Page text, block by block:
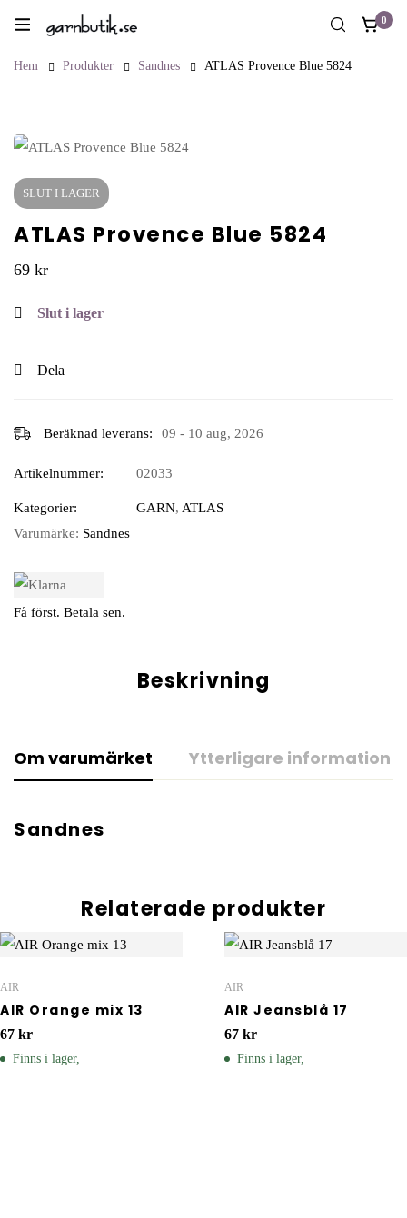
0
Hem Produkter Sandnes ATLAS Provence Blue 5824
SLUT I LAGER
ATLAS Provence Blue 5824
69 kr
Slut i lager
Dela
Beräknad leverans: 09 - 10 aug, 2026
Artikelnummer: 02033
Kategorier: GARN, ATLAS
Varumärke: Sandnes
Få först. Betala sen.
Beskrivning
Om varumärket Ytterligare information
Sandnes
Relaterade produkter
AIR
AIR Orange mix 13
67 kr
Finns i lager,
AIR
AIR Jeansblå 17
67 kr
Finns i lager,